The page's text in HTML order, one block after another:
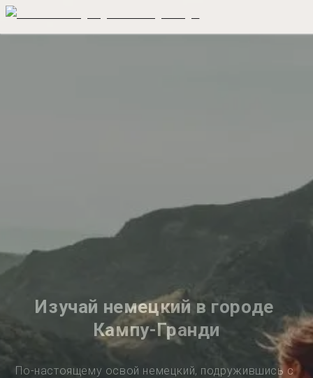
Изучай немецкий в городе
Кампу-Гранди
По-настоящему освой немецкий, подружившись с